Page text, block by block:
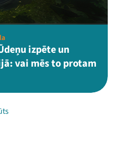
izpēte un
vai mēs to protam